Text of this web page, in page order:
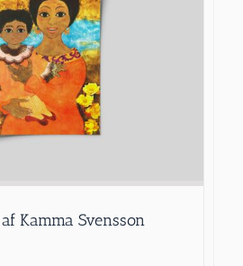
Kamma Svensson